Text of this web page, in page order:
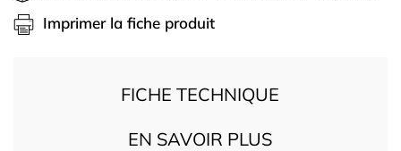
Imprimer la fiche produit
FICHE TECHNIQUE
EN SAVOIR PLUS